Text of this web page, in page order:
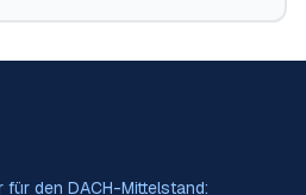
den DACH-Mittelstand: